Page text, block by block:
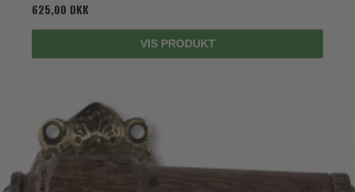
625,00 DKK
VIS PRODUKT